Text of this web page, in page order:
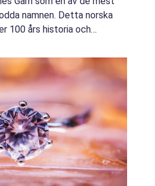
namnen. Detta norska
100 års historia och